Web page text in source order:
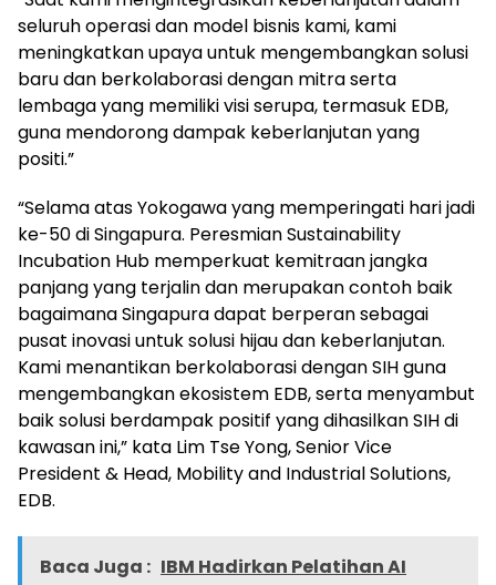
seluruh operasi dan model bisnis kami, kami
meningkatkan upaya untuk mengembangkan solusi
baru dan berkolaborasi dengan mitra serta
lembaga yang memiliki visi serupa, termasuk EDB,
guna mendorong dampak keberlanjutan yang
positi.”
“Selama atas Yokogawa yang memperingati hari jadi
ke-50 di Singapura. Peresmian Sustainability
Incubation Hub memperkuat kemitraan jangka
panjang yang terjalin dan merupakan contoh baik
bagaimana Singapura dapat berperan sebagai
pusat inovasi untuk solusi hijau dan keberlanjutan.
Kami menantikan berkolaborasi dengan SIH guna
mengembangkan ekosistem EDB, serta menyambut
baik solusi berdampak positif yang dihasilkan SIH di
kawasan ini,” kata Lim Tse Yong, Senior Vice
President & Head, Mobility and Industrial Solutions,
EDB.
Baca Juga : IBM Hadirkan Pelatihan AI